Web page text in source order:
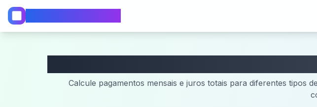
Calcule pagamentos mensais e juros totais para diferentes tipos